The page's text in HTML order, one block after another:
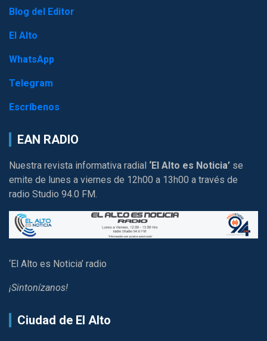
Blog del Editor
El Alto
WhatsApp
Telegram
Escríbenos
EAN RADIO
Nuestra revista informativa radial ‘El Alto es Noticia’ se
emite de lunes a viernes de 12h00 a 13h00 a través de
radio Studio 94.0 FM.
‘El Alto es Noticia’ radio
¡Sintonízanos!
Ciudad de El Alto